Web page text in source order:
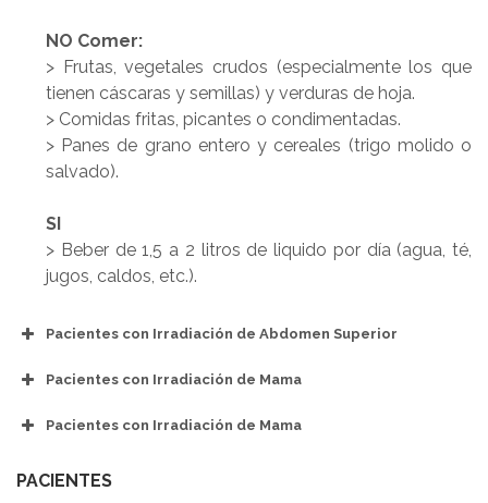
NO Comer:
> Frutas, vegetales crudos (especialmente los que
tienen cáscaras y semillas) y verduras de hoja.
> Comidas fritas, picantes o condimentadas.
> Panes de grano entero y cereales (trigo molido o
salvado).
SI
> Beber de 1,5 a 2 litros de liquido por día (agua, té,
jugos, caldos, etc.).
Pacientes con Irradiación de Abdomen Superior
Pacientes con Irradiación de Mama
Pacientes con Irradiación de Mama
PACIENTES